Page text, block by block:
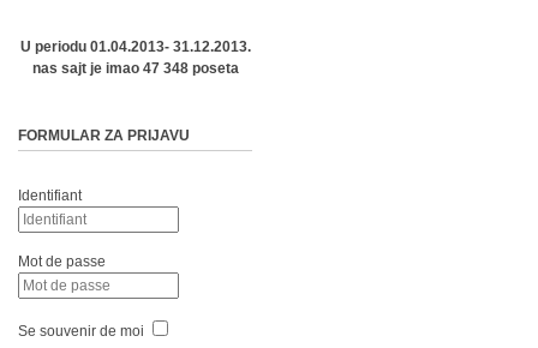
U periodu 01.04.2013- 31.12.2013.
nas sajt je imao 47 348 poseta
FORMULAR ZA PRIJAVU
Identifiant
Mot de passe
Se souvenir de moi